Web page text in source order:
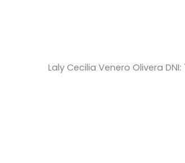
Laly Cecilia Venero Olivera DNI: